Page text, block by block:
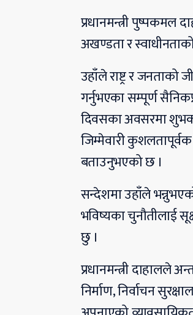
प्रधानमन्त्री पुष्पकमल
अखण्डता र
उहाँले राष्ट्र र जनताको
गर्नुभएका सम्पूर्ण
दिवसका अवसरमा
जिम्मेवारी कुशलतापूर्वक
बताउनुभएको छ ।
सन्देशमा उहाँले
भविष्यका चुनौतीलाई
छु ।
प्रधानमन्त्री दाहालले
निर्माण, निर्वाचन